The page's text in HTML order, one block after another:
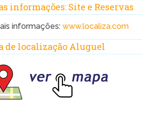
informações: Site e Reservas
informações:www.localiza.com
de localização Aluguel